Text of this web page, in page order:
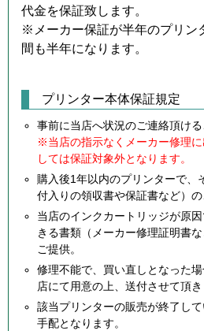
代金を保証致します。
※メーカー保証が半年のプリン
間も半年になります。
プリンター本体保証規定
事前に当店へ状況のご連絡頂ける
※当店の指示なくメーカー修理
しては保証対象外となります。
購入後1年以内のプリンターで、
付入りの領収書や保証書など）の
当店のインクカートリッジが原
きる書類（メーカー修理証明書
ご提供。
修理不能で、買い直しとなった
店にて用意の上、送付させて頂き
該当プリンターの販売が終了し
手配となります。